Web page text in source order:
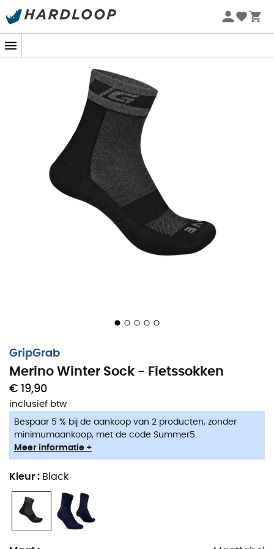
Zomeraanbiedingen 🔥 -5% EXTRA vanaf 2 producten* met
GripGrab
Merino Winter Sock - Fietssokken
€ 19,90
inclusief btw
Bespaar 5 % bij de aankoop van 2 producten, zonder
minimumaankoop, met de code Summer5.
Meer informatie +
Kleur : Black
Voor uw winterse fietstochten aan het begin van het
jaar, mis geen warmte dankzij de
Ontworpen door het merk
, zijn deze